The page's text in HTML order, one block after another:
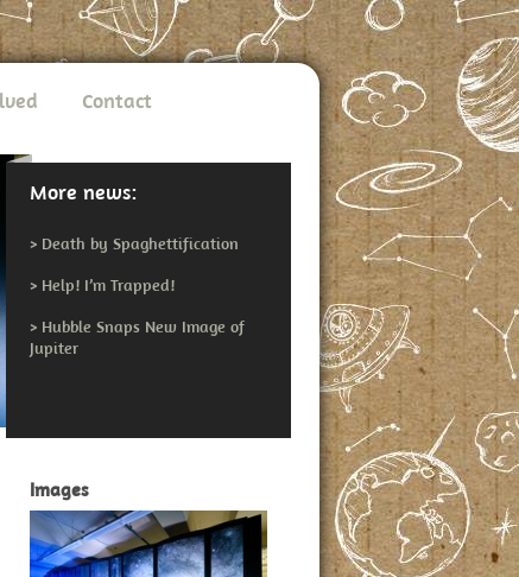
Contact
More news:
> Death by Spaghettification
> Help! I’m Trapped!
> Hubble Snaps New Image of
Jupiter
Images